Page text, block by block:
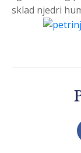
sklad njedri